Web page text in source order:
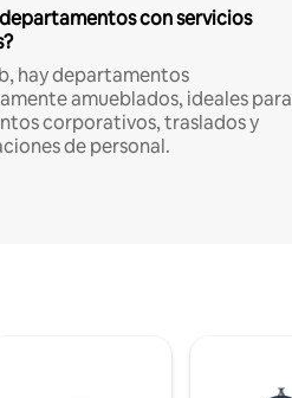
con servicios
hay departamentos
amueblados, ideales para
corporativos, traslados y
de personal.